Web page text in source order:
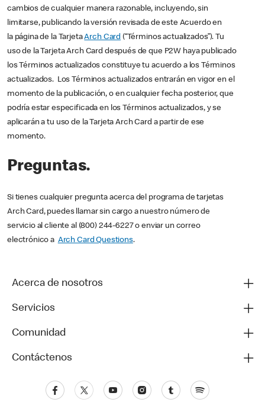
cambios de cualquier manera razonable, incluyendo, sin
limitarse, publicando la versión revisada de este Acuerdo en
la página de la TarjetaArch Card (“Términos actualizados”). Tu
uso de la Tarjeta Arch Card después de que P2W haya publicado
los Términos actualizados constituye tu acuerdo a los Términos
actualizados. Los Términos actualizados entrarán en vigor en el
momento de la publicación, o en cualquier fecha posterior, que
podría estar especificada en los Términos actualizados, y se
aplicarán a tu uso de la Tarjeta Arch Card a partir de ese
momento.
Preguntas.
Si tienes cualquier pregunta acerca del programa de tarjetas
Arch Card, puedes llamar sin cargo a nuestro número de
servicio al cliente al (800) 244-6227 o enviar un correo
electrónico a Arch Card Questions.
Acerca de nosotros
Servicios
Comunidad
Contáctenos